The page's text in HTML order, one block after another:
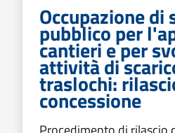
Occupazione di
pubblico per
cantieri e per
attività di
traslochi:
concessione